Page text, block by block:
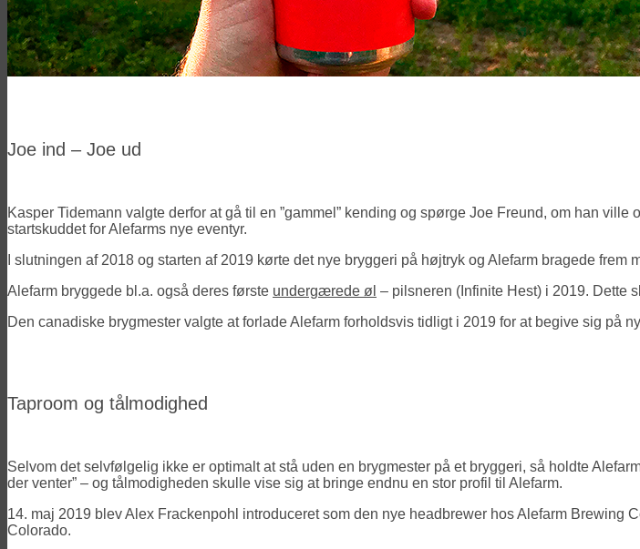
Joe ind – Joe ud
Kasper Tidemann valgte derfor at gå til en ”gammel” kending og spørge Joe Freund, om han
startskuddet for Alefarms nye eventyr.
I slutningen af 2018 og starten af 2019 kørte det nye bryggeri på højtryk og Alefarm bragede frem
Alefarm bryggede bl.a. også deres første undergærede øl – pilsneren (Infinite Hest) i 2019. Dette
Den canadiske brygmester valgte at forlade Alefarm forholdsvis tidligt i 2019 for at begive sig på
Taproom og tålmodighed
Selvom det selvfølgelig ikke er optimalt at stå uden en brygmester på et bryggeri, så holdte
der venter” – og tålmodigheden skulle vise sig at bringe endnu en stor profil til Alefarm.
14. maj 2019 blev Alex Frackenpohl introduceret som den nye headbrewer hos Alefarm Brewing
Colorado.